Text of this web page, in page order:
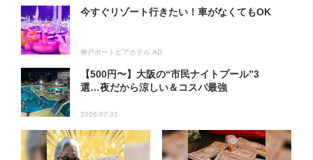
今すぐリゾート行きたい！車がなくてもOK
神戸ポートピアホテル AD
【500円〜】大阪の“市民ナイトプール”3
選…夜だから涼しい＆コスパ最強
2026.07.31